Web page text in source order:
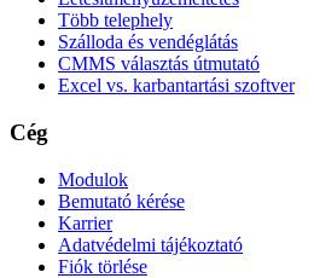
Több telephely
Szálloda és vendéglátás
CMMS választás útmutató
Excel vs. karbantartási szoftver
Cég
Modulok
Bemutató kérése
Karrier
Adatvédelmi tájékoztató
Fiók törlése